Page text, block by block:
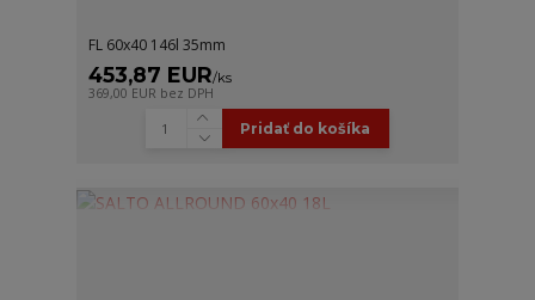
FL 60x40 146l 35mm
453,87 EUR/ks
369,00 EUR bez DPH
Pridať do košíka